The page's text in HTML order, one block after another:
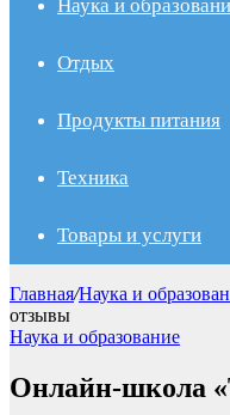
Наука и
Отдых
Продукты питания
Техника
Товары и услуги
Главная/Наука и
отзывы
Наука и образование
Онлайн-школа